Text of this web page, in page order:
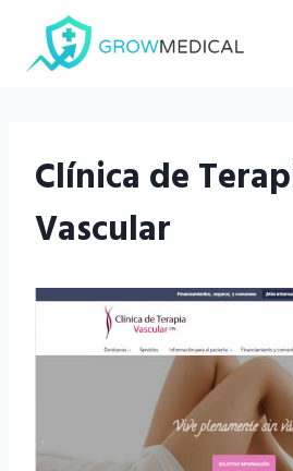
contenido
Clínica de
Vascular